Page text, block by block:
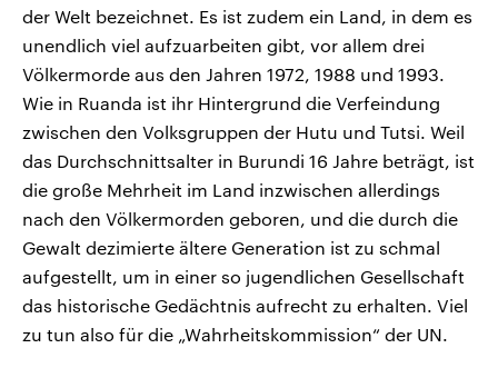
der Welt bezeichnet. Es ist zudem ein Land, in dem es
unendlich viel aufzuarbeiten gibt, vor allem drei
Völkermorde aus den Jahren 1972, 1988 und 1993.
Wie in Ruanda ist ihr Hintergrund die Verfeindung
zwischen den Volksgruppen der Hutu und Tutsi. Weil
das Durchschnittsalter in Burundi 16 Jahre beträgt, ist
die große Mehrheit im Land inzwischen allerdings
nach den Völkermorden geboren, und die durch die
Gewalt dezimierte ältere Generation ist zu schmal
aufgestellt, um in einer so jugendlichen Gesellschaft
das historische Gedächtnis aufrecht zu erhalten. Viel
zu tun also für die „Wahrheitskommission“ der UN.